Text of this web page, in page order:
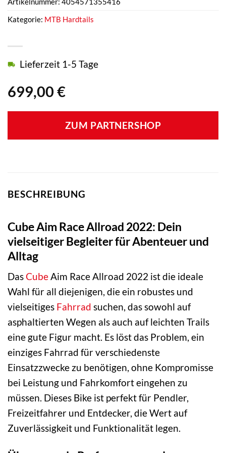
699,00 €
Lieferzeit 1-5 Tage
ZUM PARTNERSHOP
Kategorie: MTB Hardtails
BESCHREIBUNG
Cube Aim Race Allroad 2022: Dein
vielseitiger Begleiter für Abenteuer und
Alltag
DasCubeAim Race Allroad 2022 ist die ideale
Wahl für all diejenigen, die ein robustes und
vielseitiges Fahrrad suchen, das sowohl auf
asphaltierten Wegen als auch auf leichten Trails
eine gute Figur macht. Es löst das Problem, ein
einziges Fahrrad für verschiedenste
Einsatzzwecke zu benötigen, ohne Kompromisse
bei Leistung und Fahrkomfort eingehen zu
müssen. Dieses Bike ist perfekt für Pendler,
Freizeitfahrer und Entdecker, die Wert auf
Zuverlässigkeit und Funktionalität legen.